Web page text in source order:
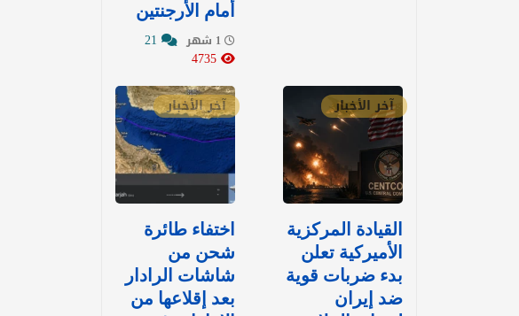
أمام الأرجنتين
آخر الأخبار
القيادة المركزية
الأميركية تعلن
بدء ضربات قوية
ضد إيران
آخر الأخبار
اختفاء طائرة
شحن من
شاشات الرادار
بعد إقلاعها من